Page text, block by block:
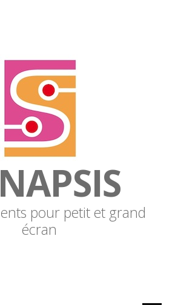
pour petit et grand
écran